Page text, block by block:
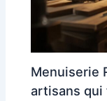
Menuiserie
artisans qui